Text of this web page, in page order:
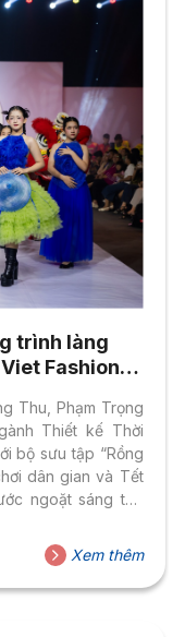
trình làng
Fashion
Thu, Phạm Trọng
Thiết kế Thời
bộ sưu tập “Rồng
dân gian và Tết
ngoặt sáng tạo
Việt. Hành trình
Đây cũng là lần
Xem thêm